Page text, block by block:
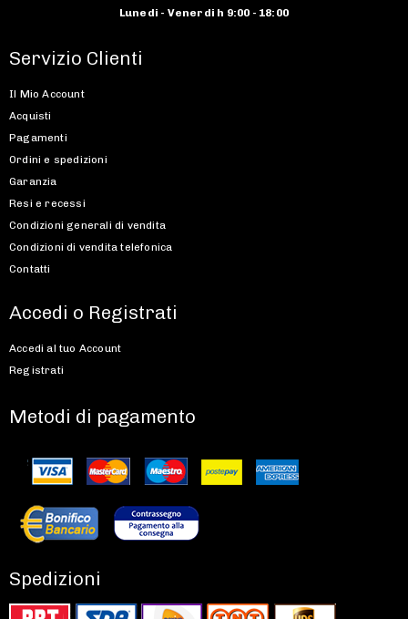
Lunedi - Venerdi h 9:00 - 18:00
Servizio Clienti
Il Mio Account
Acquisti
Pagamenti
Ordini e spedizioni
Garanzia
Resi e recessi
Condizioni generali di vendita
Condizioni di vendita telefonica
Contatti
Accedi o Registrati
Accedi al tuo Account
Registrati
Metodi di pagamento
Spedizioni